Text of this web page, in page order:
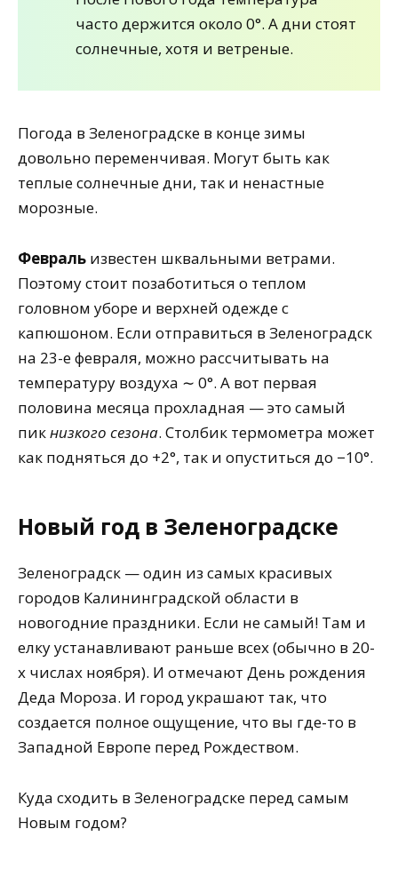
часто держится около 0°. А дни стоят
солнечные, хотя и ветреные.
Погода в Зеленоградске в конце зимы
довольно переменчивая. Могут быть как
теплые солнечные дни, так и ненастные
морозные.
Февраль известен шквальными ветрами.
Поэтому стоит позаботиться о теплом
головном уборе и верхней одежде с
капюшоном. Если отправиться в Зеленоградск
на 23-е февраля, можно рассчитывать на
температуру воздуха ∼ 0°. А вот первая
половина месяца прохладная — это самый
пикнизкого сезона. Столбик термометра может
как подняться до +2°, так и опуститься до −10°.
Новый год в Зеленоградске
Зеленоградск — один из самых красивых
городов Калининградской области в
новогодние праздники. Если не самый! Там и
елку устанавливают раньше всех (обычно в 20-
х числах ноября). И отмечают День рождения
Деда Мороза. И город украшают так, что
создается полное ощущение, что вы где-то в
Западной Европе перед Рождеством.
Куда сходить в Зеленоградске перед самым
Новым годом?